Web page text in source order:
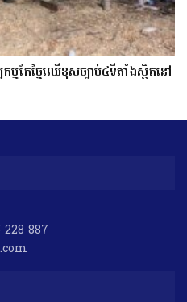
ម្មកែច្នៃឈើខុសច្បាប់៤ទីតាំងស្ថិតនៅ
228 887